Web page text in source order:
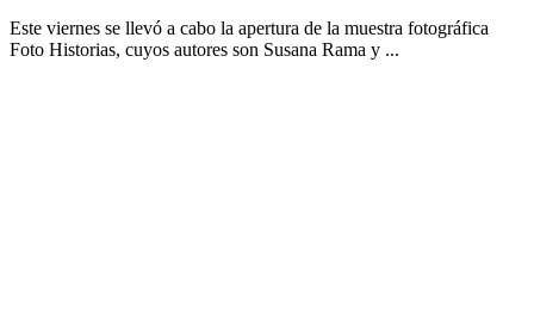
Este viernes se llevó a cabo la apertura de la muestra fotográfica
Foto Historias, cuyos autores son Susana Rama y ...